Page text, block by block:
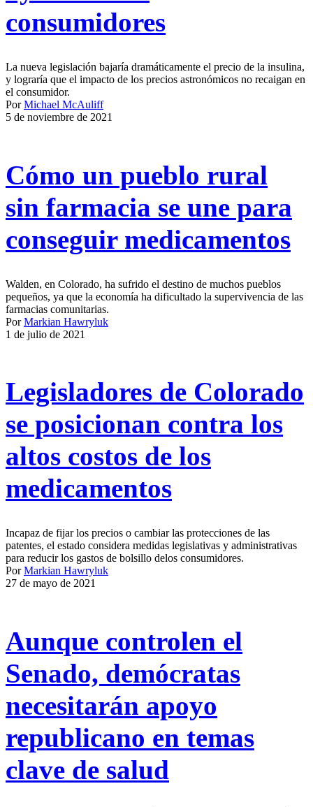
consumidores
La nueva legislación bajaría dramáticamente el precio de la insulina,
y lograría que el impacto de los precios astronómicos no recaigan en
el consumidor.
PorMichael McAuliff
5 de noviembre de 2021
Cómo un pueblo rural
sin farmacia se une para
conseguir medicamentos
Walden, en Colorado, ha sufrido el destino de muchos pueblos
pequeños, ya que la economía ha dificultado la supervivencia de las
farmacias comunitarias.
PorMarkian Hawryluk
1 de julio de 2021
Legisladores de Colorado
se posicionan contra los
altos costos de los
medicamentos
Incapaz de fijar los precios o cambiar las protecciones de las
patentes, el estado considera medidas legislativas y administrativas
para reducir los gastos de bolsillo delos consumidores.
PorMarkian Hawryluk
27 de mayo de 2021
Aunque controlen el
Senado, demócratas
necesitarán apoyo
republicano en temas
clave de salud